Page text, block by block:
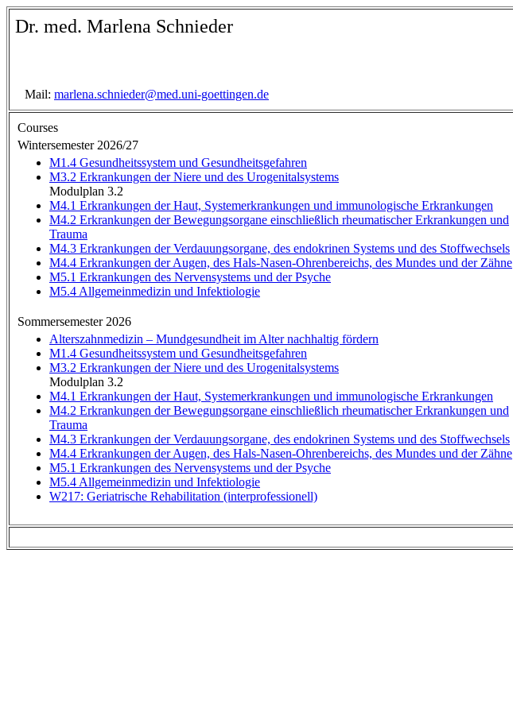
Dr. med. Marlena Schnieder
Mail: marlena.schnieder@med.uni-goettingen.de
Courses
Wintersemester 2026/27
M1.4 Gesundheitssystem und Gesundheitsgefahren
M3.2 Erkrankungen der Niere und des Urogenitalsystems
Modulplan 3.2
M4.1 Erkrankungen der Haut, Systemerkrankungen und immunologische Erkrankungen
M4.2 Erkrankungen der Bewegungsorgane einschließlich rheumatischer Erkrankungen und
Trauma
M4.3 Erkrankungen der Verdauungsorgane, des endokrinen Systems und des Stoffwechsels
M4.4 Erkrankungen der Augen, des Hals-Nasen-Ohrenbereichs, des Mundes und der Zähne
M5.1 Erkrankungen des Nervensystems und der Psyche
M5.4 Allgemeinmedizin und Infektiologie
Sommersemester 2026
Alterszahnmedizin – Mundgesundheit im Alter nachhaltig fördern
M1.4 Gesundheitssystem und Gesundheitsgefahren
M3.2 Erkrankungen der Niere und des Urogenitalsystems
Modulplan 3.2
M4.1 Erkrankungen der Haut, Systemerkrankungen und immunologische Erkrankungen
M4.2 Erkrankungen der Bewegungsorgane einschließlich rheumatischer Erkrankungen und
Trauma
M4.3 Erkrankungen der Verdauungsorgane, des endokrinen Systems und des Stoffwechsels
M4.4 Erkrankungen der Augen, des Hals-Nasen-Ohrenbereichs, des Mundes und der Zähne
M5.1 Erkrankungen des Nervensystems und der Psyche
M5.4 Allgemeinmedizin und Infektiologie
W217: Geriatrische Rehabilitation (interprofessionell)